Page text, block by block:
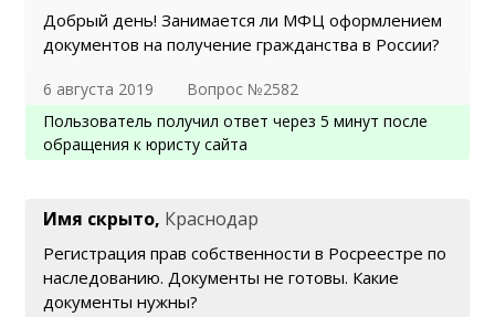
Добрый день! Занимается ли МФЦ оформлением
документов на получение гражданства в России?
6 августа 2019
Вопрос №2582
Пользователь получил ответ через 5 минут после
обращения к юристу сайта
Имя скрыто, Краснодар
Регистрация прав собственности в Росреестре по
наследованию. Документы не готовы. Какие
документы нужны?